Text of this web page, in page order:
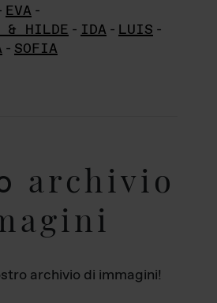
EVA -
& HILDE - IDA - LUIS -
- SOFIA
archivio
archivio di immagini!